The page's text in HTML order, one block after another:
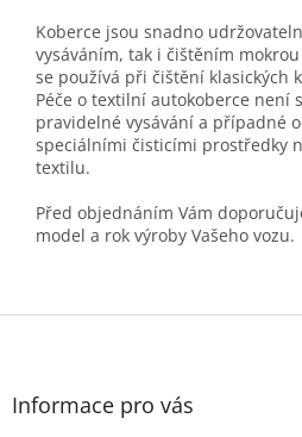
Koberce jsou snadno
vysáváním, tak i čištěním
se používá při čištění klasických
Péče o textilní autokoberce není
pravidelné vysávání a případné
speciálními čisticími prostředky
textilu.
Před objednáním Vám
model a rok výroby Vašeho vozu.
Z
Informace pro vás